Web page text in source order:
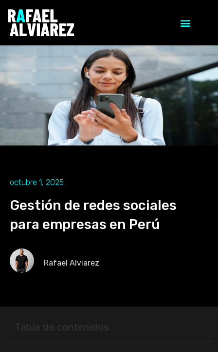
octubre 1, 2025
Gestión de redes sociales
para empresas en Perú
Rafael Alviarez
Tabla de contenidos